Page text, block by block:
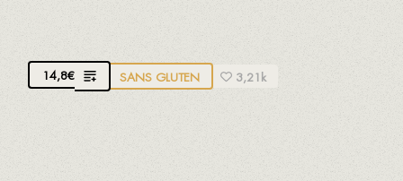
PETITS CALMARS FRITS
14,8€ SANS GLUTEN 3,21k
L'ANDALOUSIE